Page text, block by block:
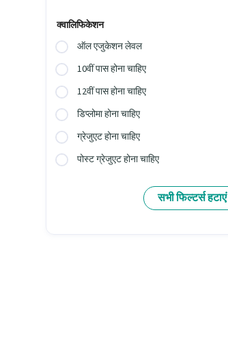
क्वालिफिकेशन
ऑल एजुकेशन लेवल
10वीं पास होना चाहिए
12वीं पास होना चाहिए
डिप्लोमा होना चाहिए
ग्रेजुएट होना चाहिए
पोस्ट ग्रेजुएट होना चाहिए
सभी फिल्टर्स हटाएं